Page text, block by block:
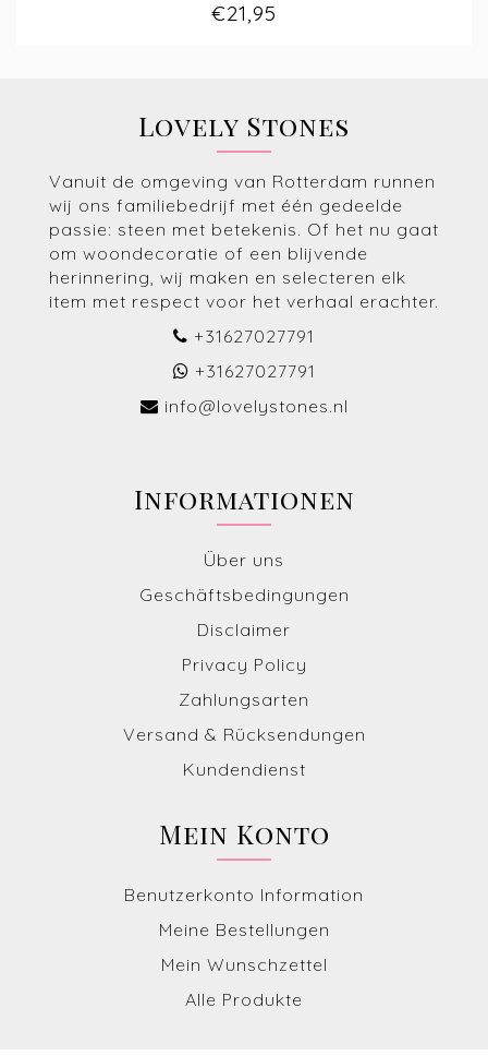
€21,95
Lovely Stones
Vanuit de omgeving van Rotterdam runnen
wij ons familiebedrijf met één gedeelde
passie: steen met betekenis. Of het nu gaat
om woondecoratie of een blijvende
herinnering, wij maken en selecteren elk
item met respect voor het verhaal erachter.
+31627027791
+31627027791
info@lovelystones.nl
Informationen
Über uns
Geschäftsbedingungen
Disclaimer
Privacy Policy
Zahlungsarten
Versand & Rücksendungen
Kundendienst
Mein Konto
Benutzerkonto Information
Meine Bestellungen
Mein Wunschzettel
Alle Produkte